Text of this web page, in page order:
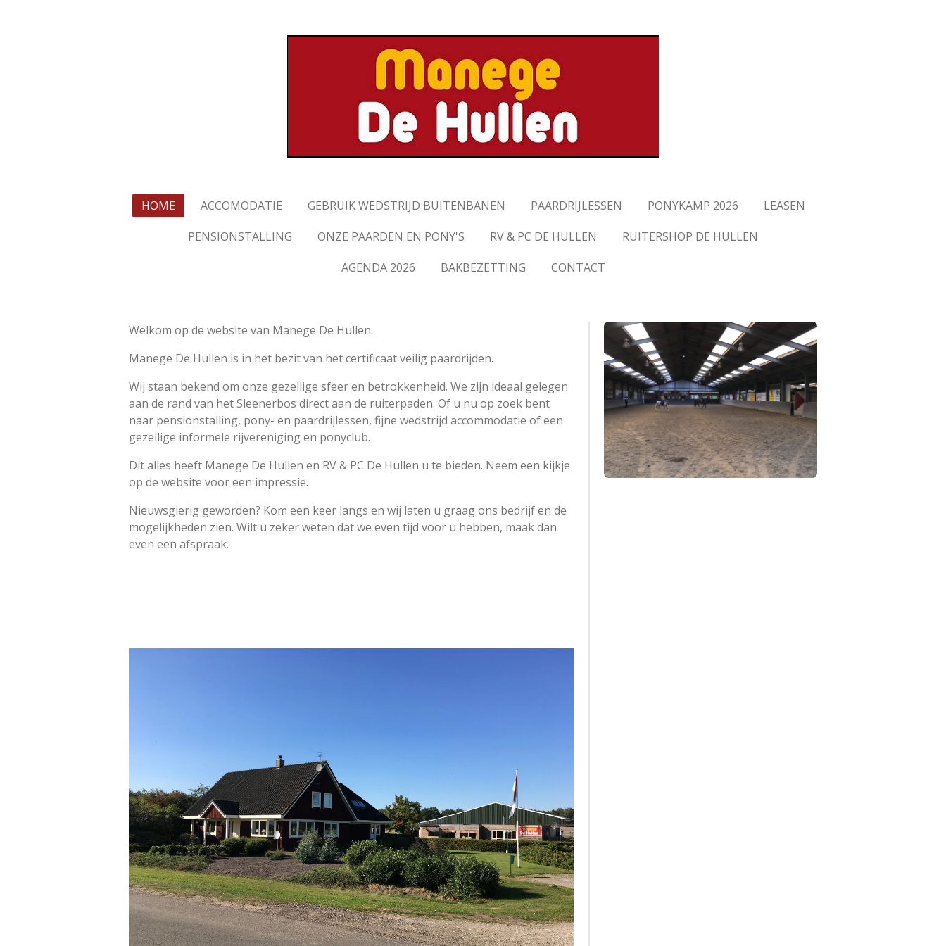
HOME ACCOMODATIE GEBRUIK WEDSTRIJD BUITENBANEN PAARDRIJLESSEN PONYKAMP 2026
LEASEN
PENSIONSTALLING
ONZE PAARDEN EN PONY'S RV & PC DE HULLEN
RUITERSHOP DE HULLEN
AGENDA 2026
BAKBEZETTING CONTACT
Welkom op de website van Manege De Hullen.
Manege De Hullen is in het bezit van het certificaat veilig paardrijden.
Wij staan bekend om onze gezellige sfeer en betrokkenheid. We zijn ideaal gelegen
aan de rand van het Sleenerbos direct aan de ruiterpaden. Of u nu op zoek bent
naar pensionstalling, pony- en paardrijlessen, fijne wedstrijd accommodatie of een
gezellige informele rijvereniging en ponyclub.
Dit alles heeft Manege De Hullen en RV & PC De Hullen u te bieden. Neem een kijkje
op de website voor een impressie.
Nieuwsgierig geworden? Kom een keer langs en wij laten u graag ons bedrijf en de
mogelijkheden zien. Wilt u zeker weten dat we even tijd voor u hebben, maak dan
even een afspraak.